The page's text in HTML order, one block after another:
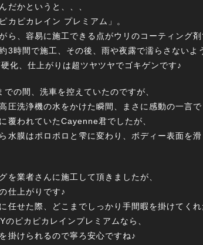
だかというと、、、
カピカレイン プレミアム」。
ら、容易に施工できる点がウリのコーティング剤
3時間で施工、その後、雨や夜露で濡らさないよ
化、仕上がりは超ツヤツヤでゴキゲンです♪
の間、洗車を控えていたのですが、
圧洗浄機の水をかけた瞬間、まさに感動の一言で
覆われていたCayenne君でしたが、
水膜はポロポロと雫に変わり、ボディー表面を
を業者さんに施工して頂きましたが、
仕上がりです♪
任せた際、どこまでしっかり手間暇を掛けてく
ピカピカレインプレミアムなら、
掛けられるので寧ろ安心ですね♪